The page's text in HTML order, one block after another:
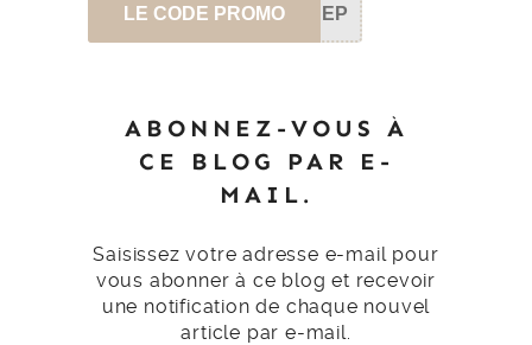
LE CODE PROMO SEP
ABONNEZ-VOUS À
CE BLOG PAR E-
MAIL.
Saisissez votre adresse e-mail pour
vous abonner à ce blog et recevoir
une notification de chaque nouvel
article par e-mail.